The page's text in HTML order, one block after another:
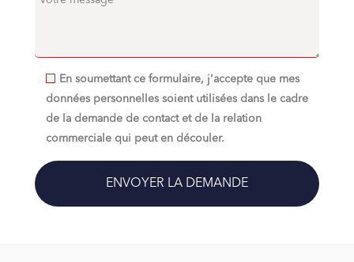
En soumettant ce formulaire, j'accepte que mes
données personnelles soient utilisées dans le cadre
de la demande de contact et de la relation
commerciale qui peut en découler.